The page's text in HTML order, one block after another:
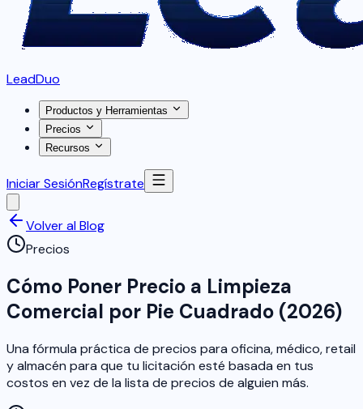
LeadDuo
Productos y Herramientas
Precios
Recursos
Iniciar SesiónRegístrate
Volver al Blog
Precios
Cómo Poner Precio a Limpieza
Comercial por Pie Cuadrado (2026)
Una fórmula práctica de precios para oficina, médico, retail
y almacén para que tu licitación esté basada en tus
costos en vez de la lista de precios de alguien más.